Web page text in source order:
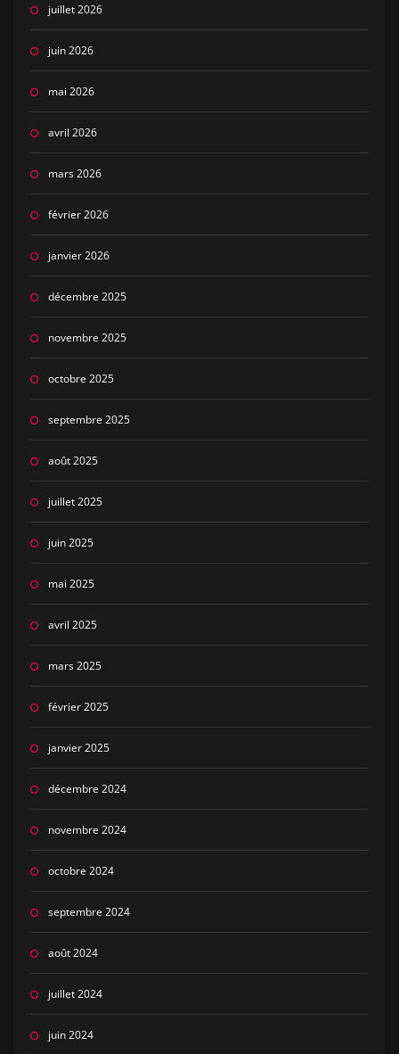
juillet 2026
juin 2026
mai 2026
avril 2026
mars 2026
février 2026
janvier 2026
décembre 2025
novembre 2025
octobre 2025
septembre 2025
août 2025
juillet 2025
juin 2025
mai 2025
avril 2025
mars 2025
février 2025
janvier 2025
décembre 2024
novembre 2024
octobre 2024
septembre 2024
août 2024
juillet 2024
juin 2024